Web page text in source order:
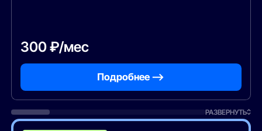
300 ₽/мес
Подробнее —>
РАЗВЕРНУТЬ